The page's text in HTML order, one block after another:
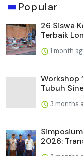
Popular
26 Siswa
Terbaik
1 month
Workshop
Tubuh
3 months
2026: